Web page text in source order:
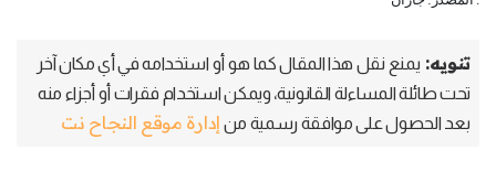
تنويه: يمنع نقل هذا المقال كما هو أو استخدامه في أي مكان آخر
تحت طائلة المساءلة القانونية، ويمكن استخدام فقرات أو أجزاء منه
بعد الحصول على موافقة رسمية من إدارة موقع النجاح نت